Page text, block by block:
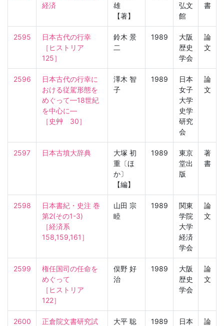
経済
雄
【著】
弘文
館
書
2595
日本古代の行幸
［ヒストリア
125］
鈴木 景
二
1989
大阪
歴史
学会
論
文
2596
日本古代の行幸に
おける従駕形態を
めぐって—18世紀
を中心に—
［史艸　30］
澤木 智
子
1989
日本
女子
大学
史学
研究
会
論
文
2597 日本古墳大辞典
大塚 初
重〔ほ
か〕
【編】
1989
東京
堂出
版
著
書
2598
日本書紀・史注 巻
第2(その1-3)
［経済系
158,159,161］
山田 宗
睦
1989
関東
学院
大学
経済
学会
論
文
2599
権任国司の任命を
めぐって
［ヒストリア
122］
俣野 好
治
1989
大阪
歴史
学会
論
文
2600 正倉院文書研究試 大平 聡 1989 日本 論